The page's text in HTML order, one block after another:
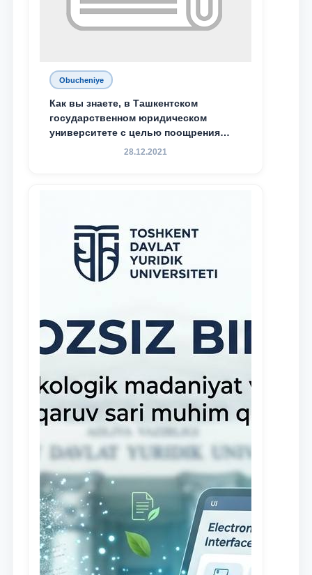
Obucheniye
Как вы знаете, в Ташкентском
государственном юридическом
университете с целью поощрения
талантливых, активных и
28.12.2021